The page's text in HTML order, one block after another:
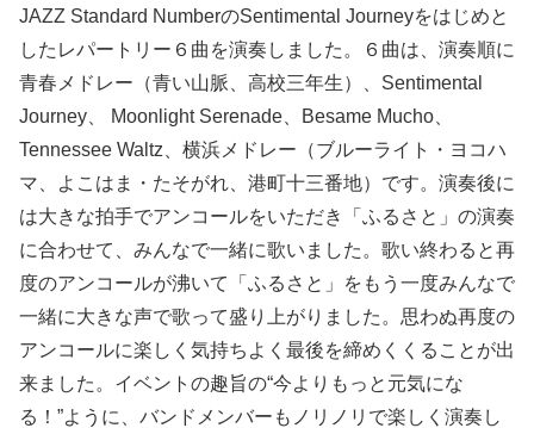
JAZZ Standard NumberのSentimental Journeyをはじめと
したレパートリー６曲を演奏しました。６曲は、演奏順に
青春メドレー（青い山脈、高校三年生）、Sentimental
Journey、 Moonlight Serenade、Besame Mucho、
Tennessee Waltz、横浜メドレー（ブルーライト・ヨコハ
マ、よこはま・たそがれ、港町十三番地）です。演奏後に
は大きな拍手でアンコールをいただき「ふるさと」の演奏
に合わせて、みんなで一緒に歌いました。歌い終わると再
度のアンコールが沸いて「ふるさと」をもう一度みんなで
一緒に大きな声で歌って盛り上がりました。思わぬ再度の
アンコールに楽しく気持ちよく最後を締めくくることが出
来ました。イベントの趣旨の“今よりもっと元気にな
る！”ように、バンドメンバーもノリノリで楽しく演奏し